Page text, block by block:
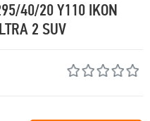
40/20 Y110 IKON
2 SUV